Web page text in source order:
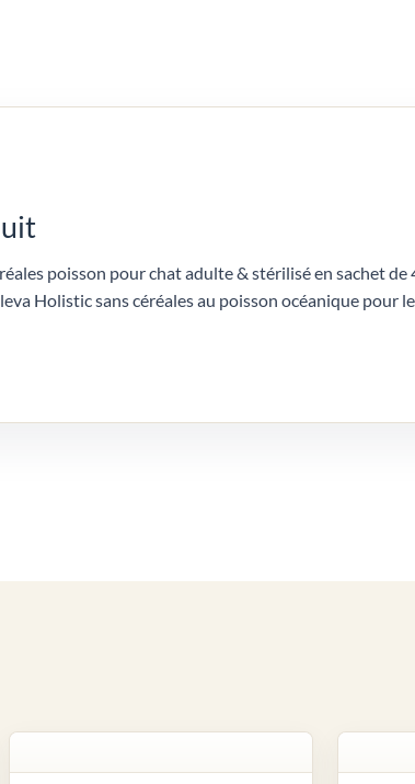
poisson pour chat adulte & stérilisé en sachet de
Holistic sans céréales au poisson océanique pour